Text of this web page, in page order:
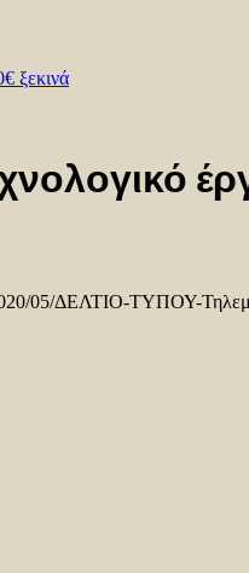
ξεκινά
05/ΔΕΛΤΙΟ-ΤΥΠΟΥ-